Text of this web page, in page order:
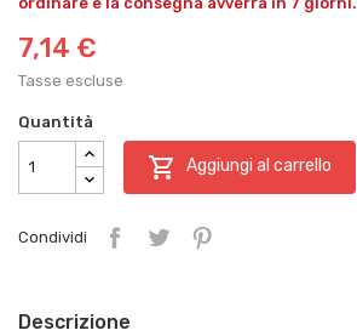
7,14 €
Tasse escluse
Quantità
 Aggiungi al carrello
Condividi
Descrizione